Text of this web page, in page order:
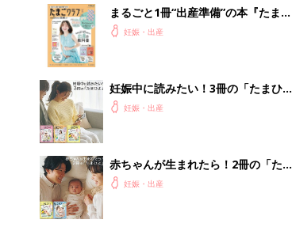
まるごと1冊“出産準備”の本『たまご
クラブ 夏号』〈スペシャル大特集〉
妊娠・出産
妊娠中に読みたい！3冊の「たまひ
よ」妊娠・出産
赤ちゃんが生まれたら！2冊の「たま
ひよ」
妊娠・出産